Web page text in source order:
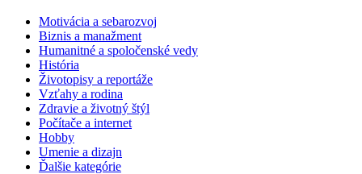
Motivácia a sebarozvoj
Biznis a manažment
Humanitné a spoločenské vedy
História
Životopisy a reportáže
Vzťahy a rodina
Zdravie a životný štýl
Počítače a internet
Hobby
Umenie a dizajn
Ďalšie kategórie